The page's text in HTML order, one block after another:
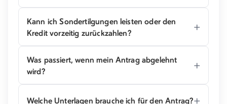
Kann ich Sondertilgungen leisten oder den
Kredit vorzeitig zurückzahlen?
Was passiert, wenn mein Antrag abgelehnt
wird?
Welche Unterlagen brauche ich für den Antrag?